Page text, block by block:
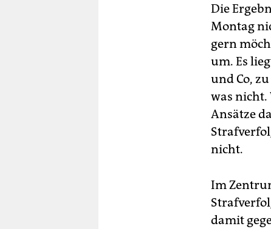
Die
Montag
gern
um. Es
und Co,
was nicht.
Ansätze
nicht.
Im
damit